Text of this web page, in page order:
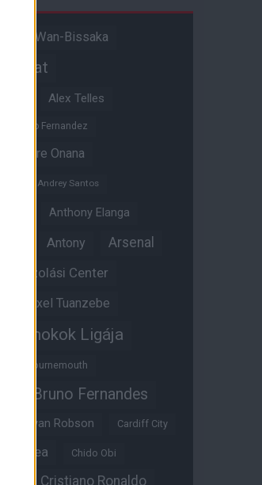
Aaron Wan-Bissaka
Alex Telles
Alvaro Fernandez
Andre Onana
Andrey Santos
Anthony Elanga
Antony Arsenal
Átigazolási Center
Axel Tuanzebe
Bajnokok Ligája
Bournemouth
Bruno Fernandes
Bryan Robson Cardiff City
Chelsea Chido Obi
Cristiano Ronaldo